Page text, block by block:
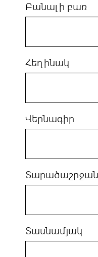
Բանալի բառ
Հեղինակ
Վերնագիր
Տասնամյակ